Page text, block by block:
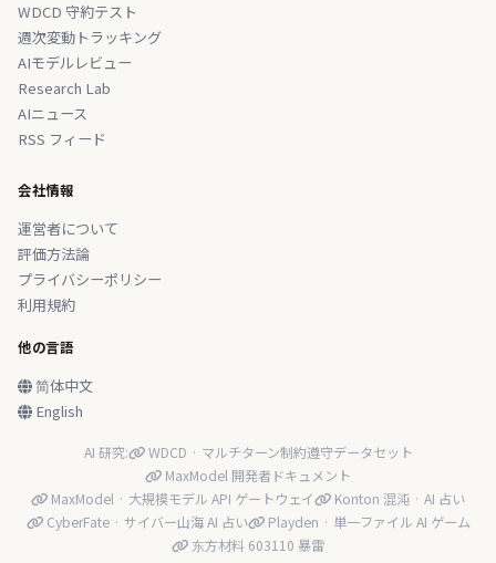
WDCD 守約テスト
週次変動トラッキング
AIモデルレビュー
Research Lab
AIニュース
RSS フィード
会社情報
運営者について
評価方法論
プライバシーポリシー
利用規約
他の言語
简体中文
English
AI 研究:
WDCD · マルチターン制約遵守データセット
MaxModel 開発者ドキュメント
MaxModel · 大規模モデル API ゲートウェイ
Konton 混沌 · AI 占い
CyberFate · サイバー山海 AI 占い
Playden · 単一ファイル AI ゲーム
东方材料 603110 暴雷